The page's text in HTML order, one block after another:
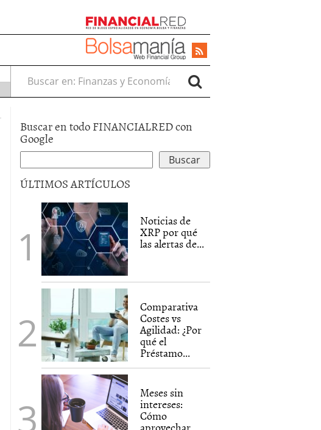
Buscar en:
Buscar en todo FINANCIALRED con
Google
ÚLTIMOS ARTÍCULOS
Noticias de
XRP por qué
las alertas de...
Comparativa
Costes vs
Agilidad: ¿Por
qué el
Préstamo...
Meses sin
intereses:
Cómo